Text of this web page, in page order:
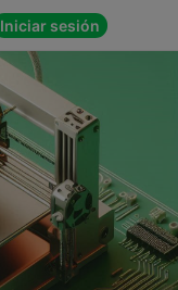
Iniciar sesión